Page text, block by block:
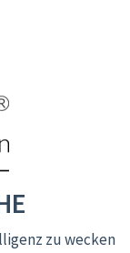
zu wecken